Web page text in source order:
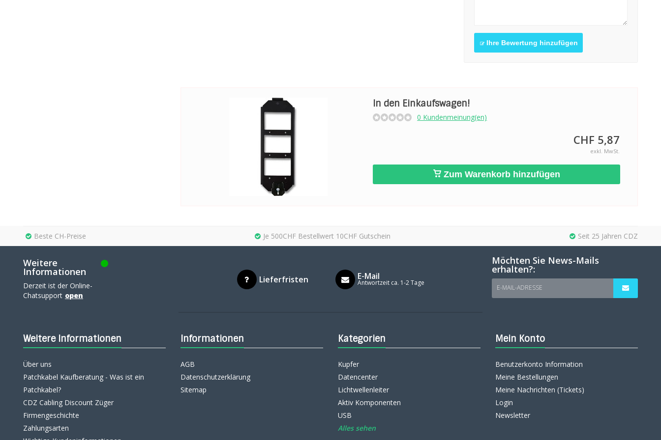
Ihre Bewertung hinzufügen
In den Einkaufswagen!
0 Kundenmeinung(en)
CHF 5,87
exkl. MwSt.
Zum Warenkorb hinzufügen
Beste CH-Preise Je 500CHF Bestellwert 10CHF Gutschein Seit 25 Jahren CDZ
Weitere
Informationen
Derzeit ist der Online-
Chatsupport open
Lieferfristen E-Mail
Antwortzeit ca. 1-2 Tage
Möchten Sie News-Mails
erhalten?:
E-MAIL-ADRESSE
Weitere Informationen
Über uns
Patchkabel Kaufberatung - Was ist ein
Patchkabel?
CDZ Cabling Discount Züger
Firmengeschichte
Zahlungsarten
Informationen
AGB
Datenschutzerklärung
Sitemap
Kategorien
Kupfer
Datencenter
Lichtwellenleiter
Aktiv Komponenten
USB
Alles sehen
Mein Konto
Benutzerkonto Information
Meine Bestellungen
Meine Nachrichten (Tickets)
Login
Newsletter